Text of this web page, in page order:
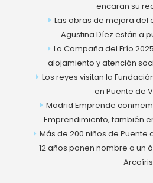
encaran su
Las obras de mejora del
Agustina Díez están a
La Campaña del Frío
alojamiento y atención
Los reyes visitan la
en Puente de
Madrid Emprende
Emprendimiento, también
Más de 200 niños de Puente
12 años ponen nombre a un
Arcoíris